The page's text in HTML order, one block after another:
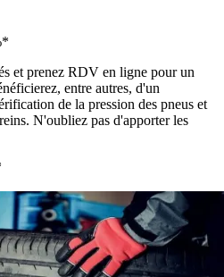
et prenez RDV en ligne pour un
entre autres, d'un
de la pression des pneus et
N'oubliez pas d'apporter les